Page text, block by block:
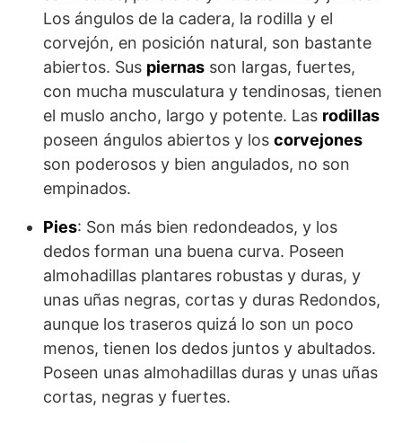
Los ángulos de la cadera, la rodilla y el
corvejón, en posición natural, son bastante
abiertos. Sus piernas son largas, fuertes,
con mucha musculatura y tendinosas, tienen
el muslo ancho, largo y potente. Las rodillas
poseen ángulos abiertos y los corvejones
son poderosos y bien angulados, no son
empinados.
Pies: Son más bien redondeados, y los
dedos forman una buena curva. Poseen
almohadillas plantares robustas y duras, y
unas uñas negras, cortas y duras Redondos,
aunque los traseros quizá lo son un poco
menos, tienen los dedos juntos y abultados.
Poseen unas almohadillas duras y unas uñas
cortas, negras y fuertes.